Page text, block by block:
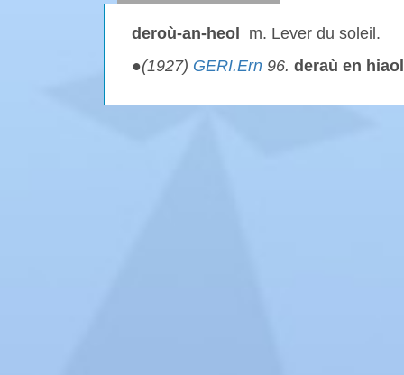
deroù-an-heol
m. Lever du soleil.
●(1927) GERI.Ern 96. deraù en hiaol